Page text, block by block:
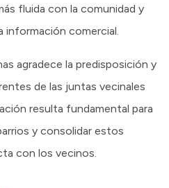
fluida con la comunidad y
información comercial.
agradece la predisposición y
de las juntas vecinales
resulta fundamental para
y consolidar estos
con los vecinos.